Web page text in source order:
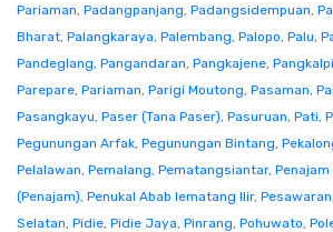
Pariaman, Padangpanjang, Padangsidempuan,
Bharat, Palangkaraya, Palembang, Palopo, Palu,
Pandeglang, Pangandaran, Pangkajene,
Parepare, Pariaman, Parigi Moutong, Pasaman,
Pasangkayu, Paser (Tana Paser), Pasuruan, Pati,
Pegunungan Arfak, Pegunungan Bintang,
Pelalawan, Pemalang, Pematangsiantar,
(Penajam), Penukal Abab lematang Ilir, Pesawaran
Selatan, Pidie, Pidie Jaya, Pinrang, Pohuwato,